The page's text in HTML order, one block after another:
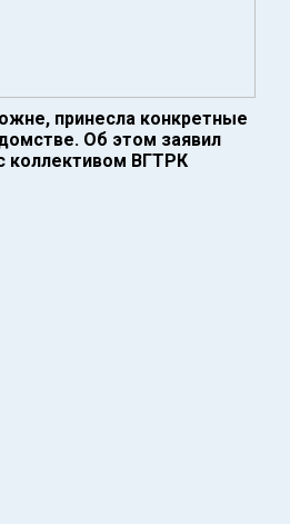
принесла конкретные
Об этом заявил
коллективом ВГТРК